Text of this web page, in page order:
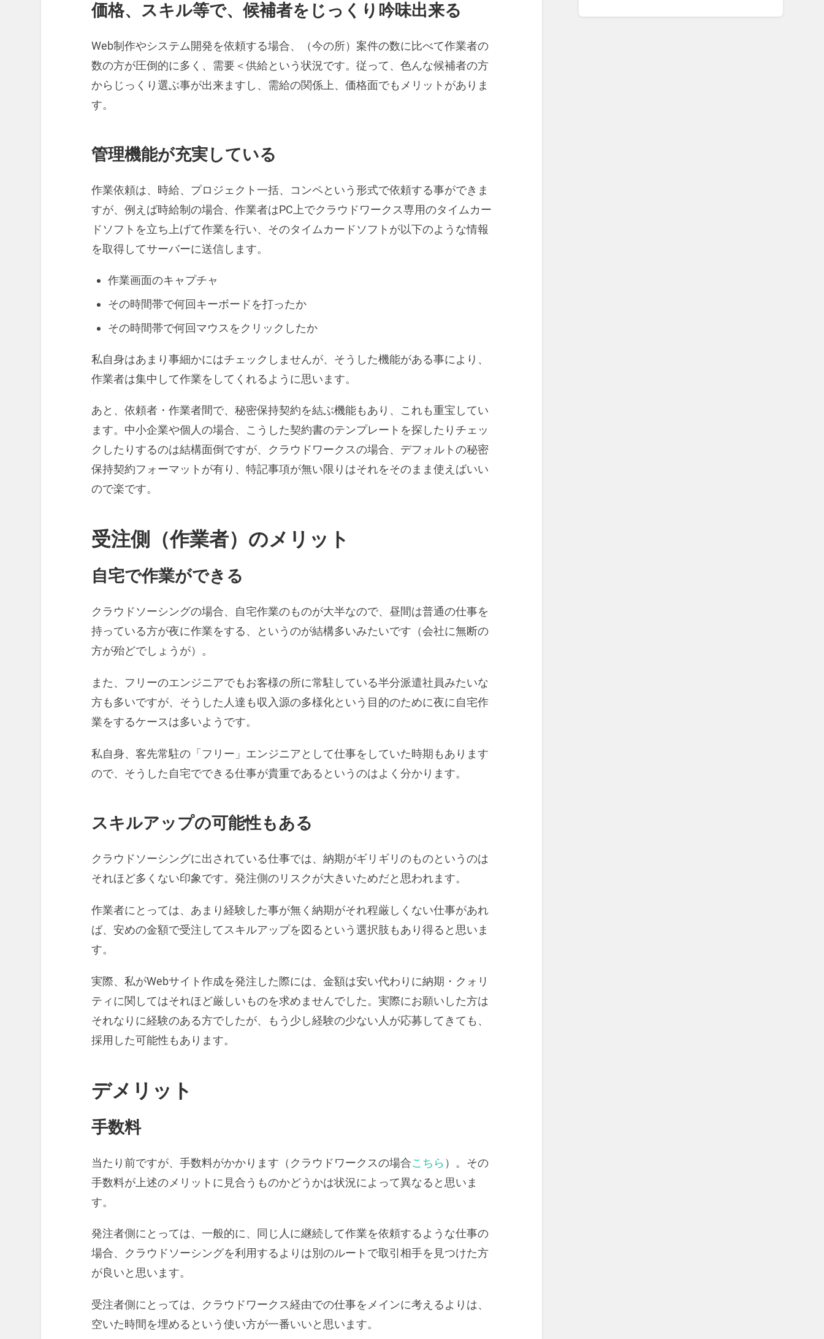
価格、スキル等で、候補者をじっくり吟味出来る
Web制作やシステム開発を依頼する場合、（今の所）案件の数に比べて作業者の
数の方が圧倒的に多く、需要＜供給という状況です。従って、色んな候補者の方
からじっくり選ぶ事が出来ますし、需給の関係上、価格面でもメリットがありま
す。
管理機能が充実している
作業依頼は、時給、プロジェクト一括、コンペという形式で依頼する事ができま
すが、例えば時給制の場合、作業者はPC上でクラウドワークス専用のタイムカー
ドソフトを立ち上げて作業を行い、そのタイムカードソフトが以下のような情報
を取得してサーバーに送信します。
作業画面のキャプチャ
その時間帯で何回キーボードを打ったか
その時間帯で何回マウスをクリックしたか
私自身はあまり事細かにはチェックしませんが、そうした機能がある事により、
作業者は集中して作業をしてくれるように思います。
あと、依頼者・作業者間で、秘密保持契約を結ぶ機能もあり、これも重宝してい
ます。中小企業や個人の場合、こうした契約書のテンプレートを探したりチェッ
クしたりするのは結構面倒ですが、クラウドワークスの場合、デフォルトの秘密
保持契約フォーマットが有り、特記事項が無い限りはそれをそのまま使えばいい
ので楽です。
受注側（作業者）のメリット
自宅で作業ができる
クラウドソーシングの場合、自宅作業のものが大半なので、昼間は普通の仕事を
持っている方が夜に作業をする、というのが結構多いみたいです（会社に無断の
方が殆どでしょうが）。
また、フリーのエンジニアでもお客様の所に常駐している半分派遣社員みたいな
方も多いですが、そうした人達も収入源の多様化という目的のために夜に自宅作
業をするケースは多いようです。
私自身、客先常駐の「フリー」エンジニアとして仕事をしていた時期もあります
ので、そうした自宅でできる仕事が貴重であるというのはよく分かります。
スキルアップの可能性もある
クラウドソーシングに出されている仕事では、納期がギリギリのものというのは
それほど多くない印象です。発注側のリスクが大きいためだと思われます。
作業者にとっては、あまり経験した事が無く納期がそれ程厳しくない仕事があれ
ば、安めの金額で受注してスキルアップを図るという選択肢もあり得ると思いま
す。
実際、私がWebサイト作成を発注した際には、金額は安い代わりに納期・クォリ
ティに関してはそれほど厳しいものを求めませんでした。実際にお願いした方は
それなりに経験のある方でしたが、もう少し経験の少ない人が応募してきても、
採用した可能性もあります。
デメリット
手数料
当たり前ですが、手数料がかかります（クラウドワークスの場合こちら ）。その
手数料が上述のメリットに見合うものかどうかは状況によって異なると思いま
す。
発注者側にとっては、一般的に、同じ人に継続して作業を依頼するような仕事の
場合、クラウドソーシングを利用するよりは別のルートで取引相手を見つけた方
が良いと思います。
受注者側にとっては、クラウドワークス経由での仕事をメインに考えるよりは、
空いた時間を埋めるという使い方が一番いいと思います。